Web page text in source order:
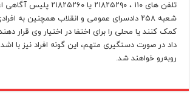
تلفن های ۱۱۰ ، ۲۱۸۲۵۲۹۰ یا
شعبه ۲۵۸ دادسرای عمومی و انقلاب همچنین به
کمک کنند یا محلی را برای اختفا در اختیار وی قرار
داد در صورت دستگیری متهم، این گونه افراد نیز با
روبه‌رو خواهند شد.